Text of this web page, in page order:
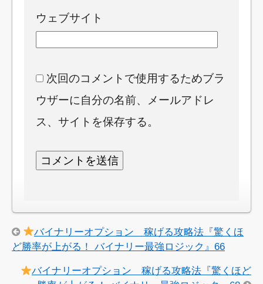
ウェブサイト
次回のコメントで使用するためブラ
ウザーに自分の名前、メールアドレ
ス、サイトを保存する。
バイナリーオプション 稼げる攻略法『驚くほ
ど勝率が上がる！ バイナリー最強ロジック』66
バイナリーオプション 稼げる攻略法『驚くほど